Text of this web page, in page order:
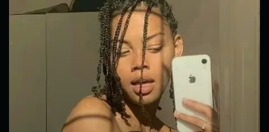
Reprodutor
de
vídeo